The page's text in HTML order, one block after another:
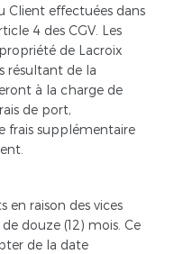
Client effectuées dans
4 des CGV. Les
de Lacroix
résultant de la
à la charge de
de port,
frais supplémentaire
en raison des vices
douze (12) mois. Ce
de la date